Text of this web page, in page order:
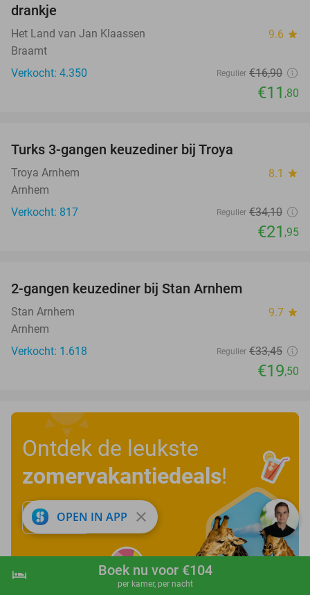
shopping_cart Boek nu
hotel Boek nu voor €104
per kamer, per nacht
drankje
Het Land van Jan Klaassen 9.6 star
Braamt
Verkocht: 4.350
Regulier €16,90
€11 ,80
Turks 3-gangen keuzediner bij Troya
Troya Arnhem 8.1 star
Arnhem
Verkocht: 817
Regulier €34,10
€21 ,95
2-gangen keuzediner bij Stan Arnhem
Stan Arnhem 9.7 star
Arnhem
Verkocht: 1.618
Regulier €33,45
€19,50
Ontdek de leukste
zomervakantiedeals!
Bekijk nuOPEN IN APP close